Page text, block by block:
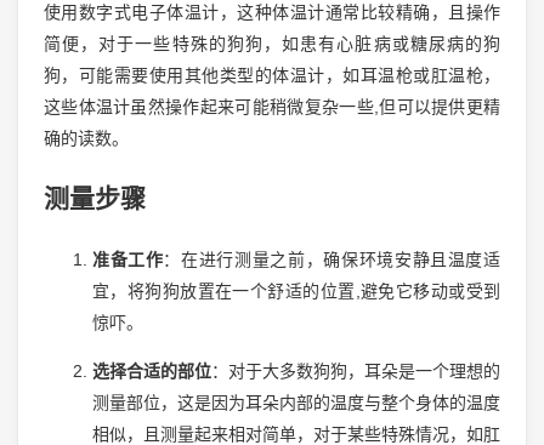
使用数字式电子体温计，这种体温计通常比较精确，且操作
简便，对于一些特殊的狗狗，如患有心脏病或糖尿病的狗
狗，可能需要使用其他类型的体温计，如耳温枪或肛温枪，
这些体温计虽然操作起来可能稍微复杂一些,但可以提供更精
确的读数。
测量步骤
准备工作：在进行测量之前，确保环境安静且温度适
宜，将狗狗放置在一个舒适的位置,避免它移动或受到
惊吓。
选择合适的部位：对于大多数狗狗，耳朵是一个理想的
测量部位，这是因为耳朵内部的温度与整个身体的温度
相似，且测量起来相对简单，对于某些特殊情况，如肛